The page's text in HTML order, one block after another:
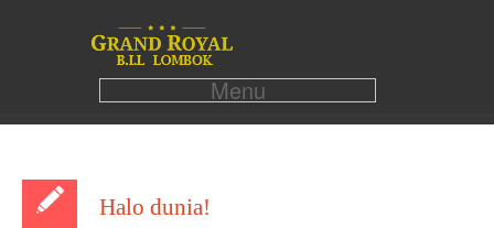
Menu
Halo dunia!